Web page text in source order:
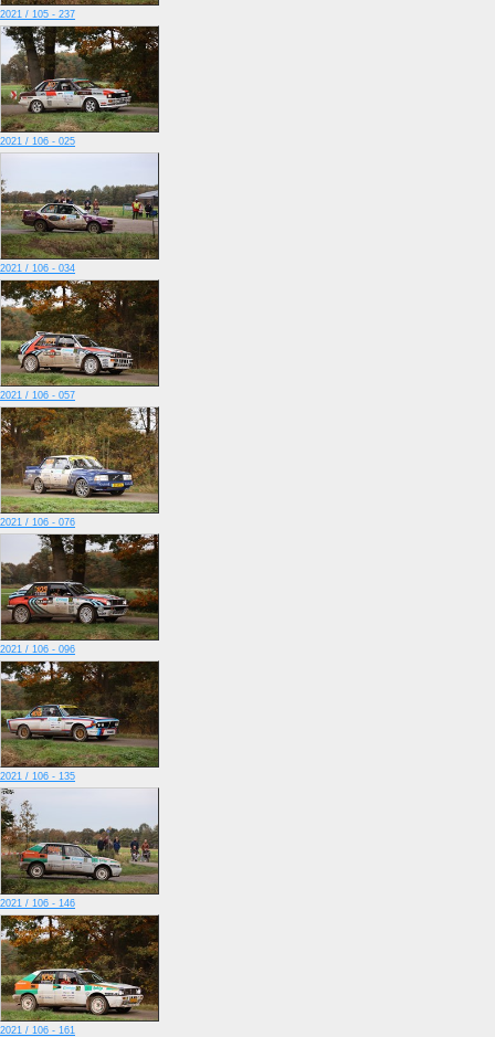
2021 / 105 - 237
2021 / 106 - 025
2021 / 106 - 034
2021 / 106 - 057
2021 / 106 - 076
2021 / 106 - 096
2021 / 106 - 135
2021 / 106 - 146
2021 / 106 - 161